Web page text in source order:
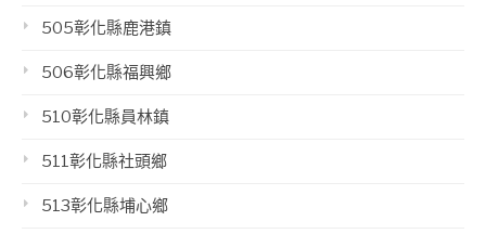
505彰化縣鹿港鎮
506彰化縣福興鄉
510彰化縣員林鎮
511彰化縣社頭鄉
513彰化縣埔心鄉